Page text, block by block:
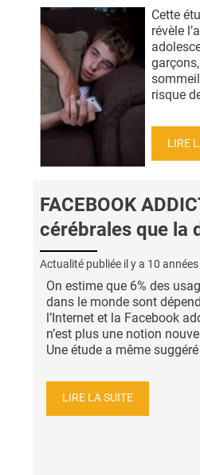
Cette
révèle
risque
LIRE
FACEBOOK
cérébrales que la
Actualité publiée il y a 10
On estime que 6% des
dans le monde sont
l’Internet et la Facebook
n’est plus une notion
Une étude a même
LIRE LA SUITE